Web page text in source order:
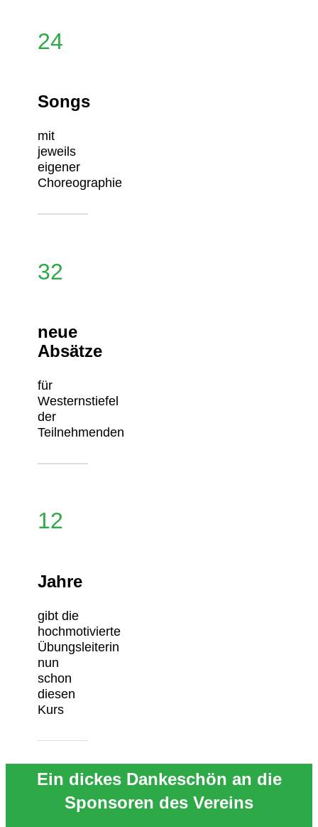
24
Songs
mit
jeweils
eigener
Choreographie
32
neue
Absätze
für
Westernstiefel
der
Teilnehmenden
12
Jahre
gibt die
hochmotivierte
Übungsleiterin
nun
schon
diesen
Kurs
Ein dickes Dankeschön an die
Sponsoren des Vereins